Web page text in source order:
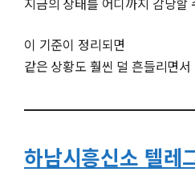
이 기준이 정리되면
같은 상황도 훨씬 덜 흔들리면
하남시흥신소 텔레